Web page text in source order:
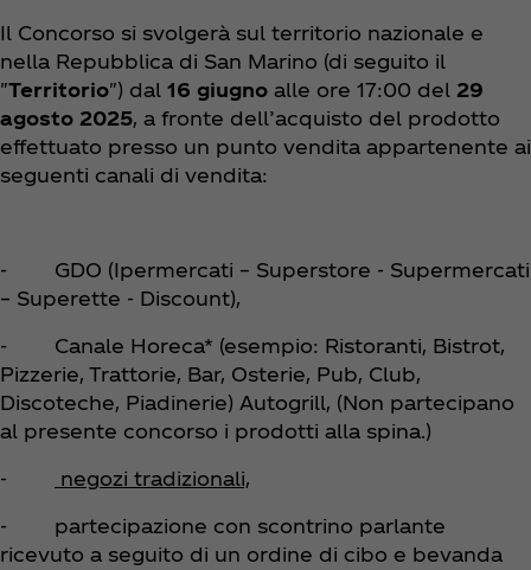
Il Concorso si svolgerà sul territorio nazionale e
nella Repubblica di San Marino (di seguito il
"Territorio") dal 16 giugno alle ore 17:00 del 29
agosto 2025, a fronte dell’acquisto del prodotto
effettuato presso un punto vendita appartenente ai
seguenti canali di vendita:
- GDO (Ipermercati – Superstore - Supermercati
– Superette - Discount),
- Canale Horeca* (esempio: Ristoranti, Bistrot,
Pizzerie, Trattorie, Bar, Osterie, Pub, Club,
Discoteche, Piadinerie) Autogrill, (Non partecipano
al presente concorso i prodotti alla spina.)
- negozi tradizionali,
- partecipazione con scontrino parlante
ricevuto a seguito di un ordine di cibo e bevanda